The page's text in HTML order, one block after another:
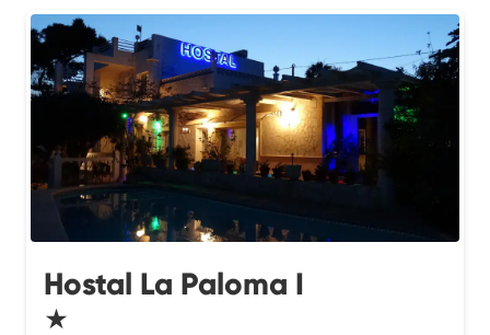
Hostal La Paloma I
★